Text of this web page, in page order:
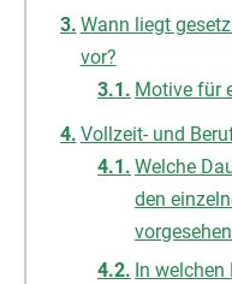
Wann liegt
vor?
Motive für
Vollzeit- und
Welche
den
In